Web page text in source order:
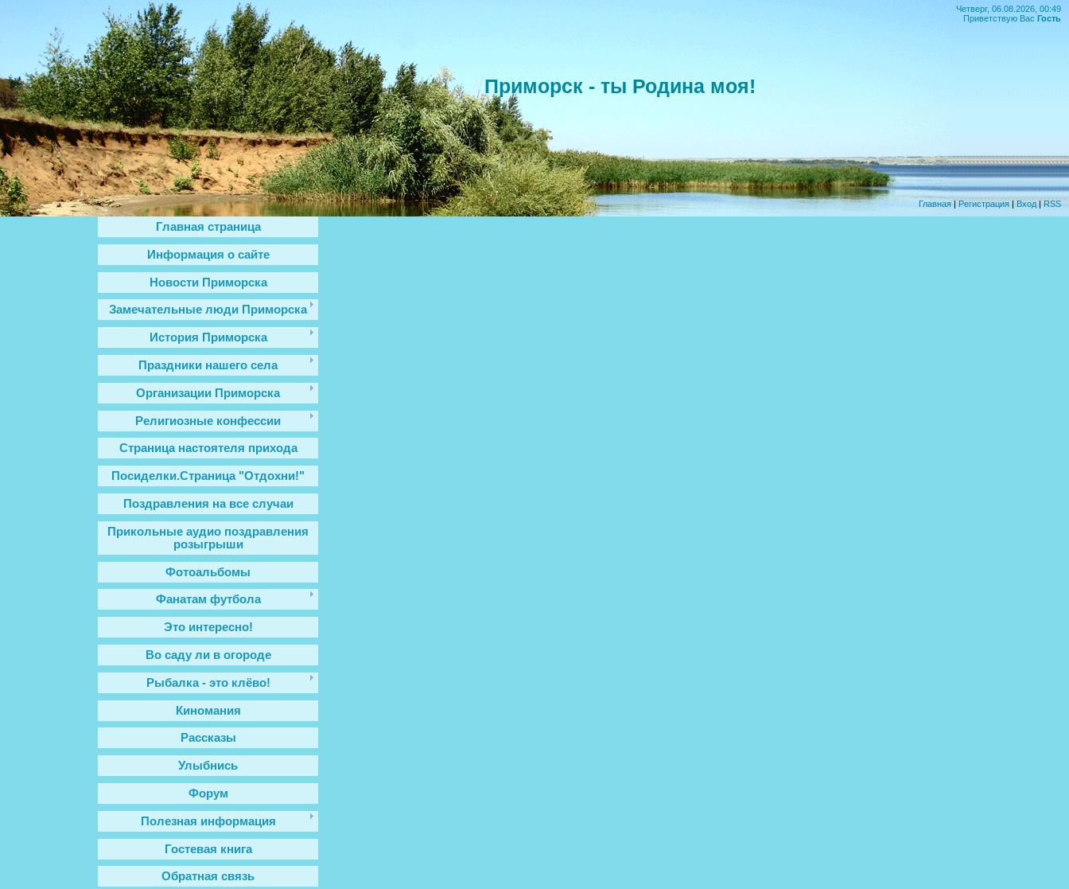
Четверг, 06.08.2026, 00:49
Приветствую Вас Гость
Приморск - ты Родина моя!
Главная|Регистрация|Вход|RSS
Главная страница
Информация о сайте
Новости Приморска
Замечательные люди Приморска
История Приморска
Праздники нашего села
Организации Приморска
Религиозные конфессии
Cтраница настоятеля прихода
Посиделки.Страница "Отдохни!"
Поздравления на все случаи
Прикольные аудио поздравления
розыгрыши
Фотоальбомы
Фанатам футбола
Это интересно!
Во саду ли в огороде
Рыбалка - это клёво!
Киномания
Рассказы
Улыбнись
Форум
Полезная информация
Гостевая книга
Обратная связь